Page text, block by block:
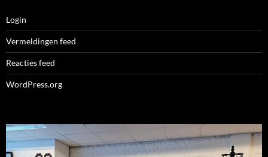
Login
Vermeldingen feed
Reacties feed
WordPress.org